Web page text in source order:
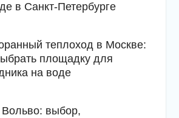
в Санкт-Петербурге
теплоход в Москве:
площадку для
на воде
выбор,